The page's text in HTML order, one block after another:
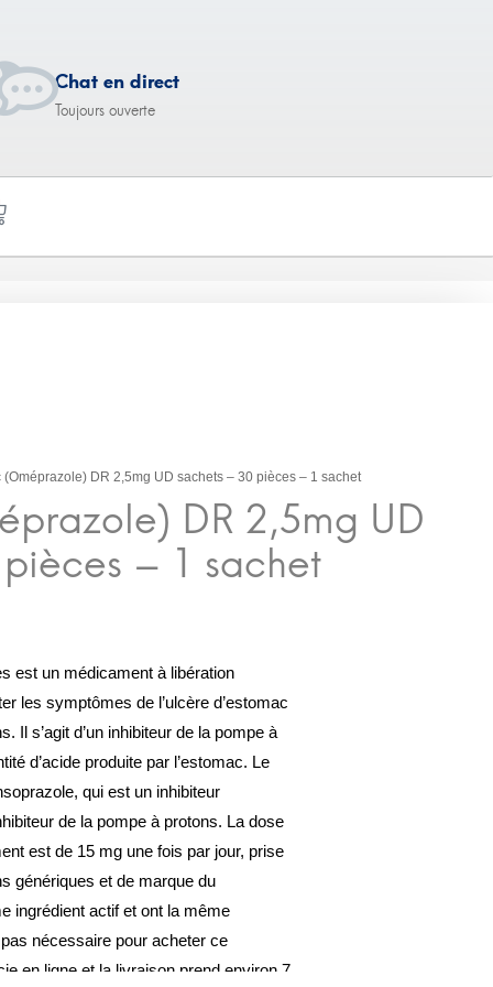
Chat en direct
Toujours ouverte
(Oméprazole) DR 2,5mg UD sachets – 30 pièces – 1 sachet
est un médicament à libération
les symptômes de l’ulcère d’estomac
Il s’agit d’un inhibiteur de la pompe à
d’acide produite par l’estomac. Le
qui est un inhibiteur
de la pompe à protons. La dose
est de 15 mg une fois par jour, prise
génériques et de marque du
ingrédient actif et ont la même
nécessaire pour acheter ce
en ligne et la livraison prend environ 7